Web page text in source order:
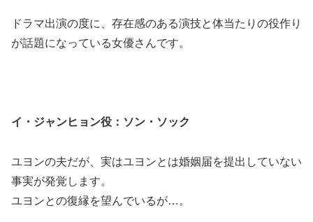
ドラマ出演の度に、存在感のある演技と体当たりの役作り
が話題になっている女優さんです。
イ・ジャンヒョン役：ソン・ソック
ユヨンの夫だが、実はユヨンとは婚姻届を提出していない
事実が発覚します。
ユヨンとの復縁を望んでいるが…。